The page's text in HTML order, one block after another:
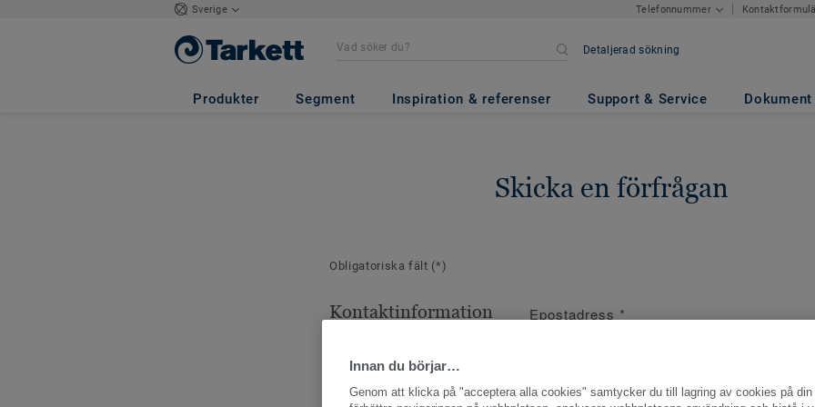
Sverige Telefonnummer
Detaljerad sökning
Produkter Segment Inspiration & referenser Support & Service Dokument
Skicka en förfrågan
Obligatoriska fält (*)
Kontaktinformation Epostadress *
Innan du börjar…
Genom att klicka på "acceptera alla cookies" samtycker du till lagring av cookies på